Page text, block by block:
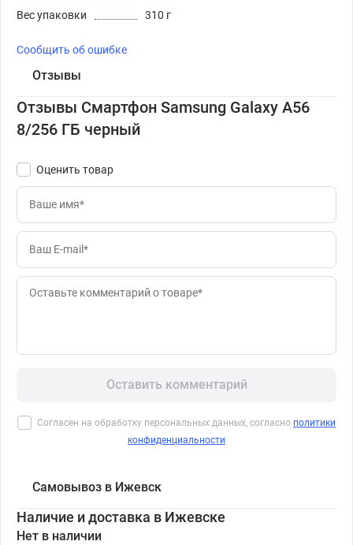
Вес упаковки
310 г
Сообщить об ошибке
Отзывы
Отзывы Смартфон Samsung Galaxy A56
8/256 ГБ черный
Оценить товар
Оставить комментарий
Согласен на обработку персональных данных, согласно политики
конфиденциальности
Самовывоз в Ижевск
Наличие и доставка в Ижевске
Нет в наличии